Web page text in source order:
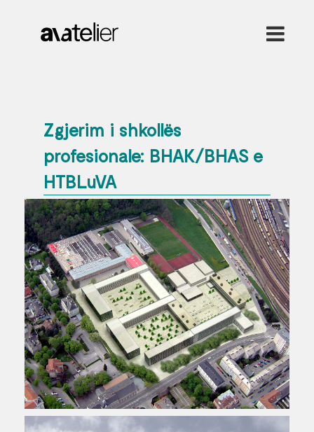
Zgjerim i shkollës
profesionale: BHAK/BHAS e
HTBLuVA